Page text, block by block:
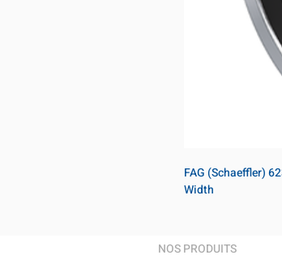
FAG (Schaeffler)
Width
NOS PRODUITS